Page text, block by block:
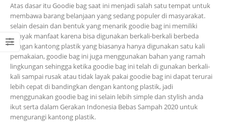
Atas dasar itu Goodie bag saat ini menjadi salah satu tempat untuk
membawa barang belanjaan yang sedang populer di masyarakat.
selain desain dan bentuk yang menarik goodie bag ini memiliki
banyak manfaat karena bisa digunakan berkali-berkali berbeda
dengan kantong plastik yang biasanya hanya digunakan satu kali
pemakaian, goodie bag ini juga menggunakan bahan yang ramah
lingkungan sehingga ketika goodie bag ini telah di gunakan berkali-
kali sampai rusak atau tidak layak pakai goodie bag ini dapat terurai
lebih cepat di bandingkan dengan kantong plastik, jadi
menggunakan goodie bag ini selain lebih simple dan stylish anda
ikut serta dalam Gerakan Indonesia Bebas Sampah 2020 untuk
mengurangi kantong plastik.